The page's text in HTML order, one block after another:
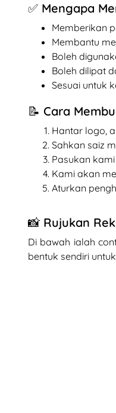
✅ Mengapa
Memberikan
Membantu
Boleh
Boleh dilipat
Sesuai untuk
📝 Cara
Hantar logo,
Sahkan saiz
Pasukan
Kami akan
Aturkan
📸 Rujukan
Di bawah ialah
bentuk sendiri